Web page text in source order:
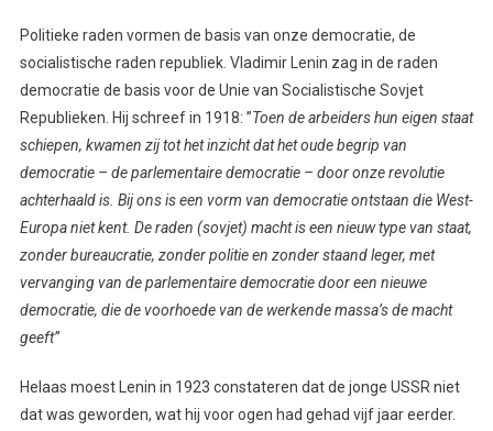
Politieke raden vormen de basis van onze democratie, de
socialistische raden republiek. Vladimir Lenin zag in de raden
democratie de basis voor de Unie van Socialistische Sovjet
Republieken. Hij schreef in 1918: ’’Toen de arbeiders hun eigen staat
schiepen, kwamen zij tot het inzicht dat het oude begrip van
democratie – de parlementaire democratie – door onze revolutie
achterhaald is. Bij ons is een vorm van democratie ontstaan die West-
Europa niet kent. De raden (sovjet) macht is een nieuw type van staat,
zonder bureaucratie, zonder politie en zonder staand leger, met
vervanging van de parlementaire democratie door een nieuwe
democratie, die de voorhoede van de werkende massa’s de macht
geeft’’
Helaas moest Lenin in 1923 constateren dat de jonge USSR niet
dat was geworden, wat hij voor ogen had gehad vijf jaar eerder.